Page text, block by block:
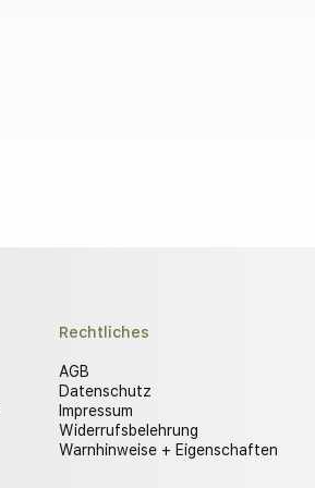
Rechtliches
AGB
Datenschutz
Impressum
Widerrufsbelehrung
Warnhinweise + Eigenschaften